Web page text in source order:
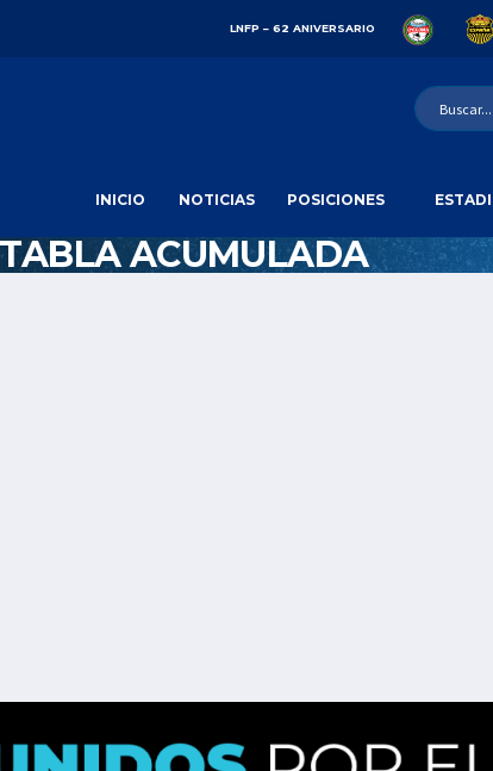
LNFP – 62 ANIVERSARIO
INICIO NOTICIAS POSICIONES
ACUMULADA